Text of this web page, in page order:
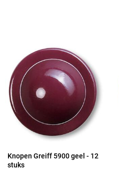
Knopen Greiff 5900 geel - 12
stuks